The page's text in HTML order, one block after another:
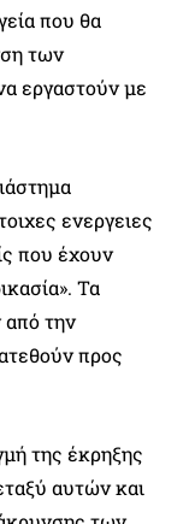
που θα
των
εργαστούν με
ενεργειες
που έχουν
Τα
την
προς
της έκρηξης
αυτών και